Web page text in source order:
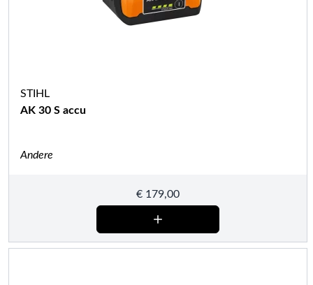
STIHL
AK 30 S accu
Andere
€ 179,00